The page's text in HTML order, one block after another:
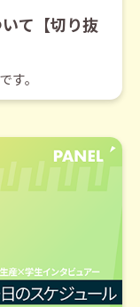
て【切り抜
す。